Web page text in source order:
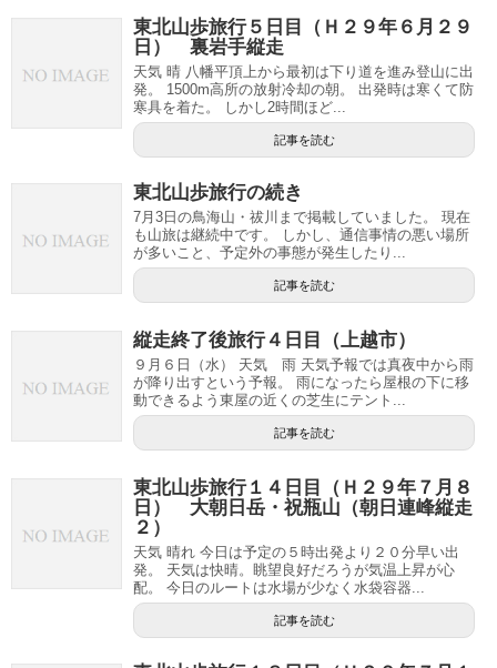
東北山歩旅行５日目（Ｈ２９年６月２９
日） 裏岩手縦走
天気 晴 八幡平頂上から最初は下り道を進み登山に出
発。 1500m高所の放射冷却の朝。 出発時は寒くて防
寒具を着た。 しかし2時間ほど...
記事を読む
東北山歩旅行の続き
7月3日の鳥海山・祓川まで掲載していました。 現在
も山旅は継続中です。 しかし、通信事情の悪い場所
が多いこと、予定外の事態が発生したり...
記事を読む
縦走終了後旅行４日目（上越市）
９月６日（水） 天気 雨 天気予報では真夜中から雨
が降り出すという予報。 雨になったら屋根の下に移
動できるよう東屋の近くの芝生にテント...
記事を読む
東北山歩旅行１４日目（Ｈ２９年７月８
日） 大朝日岳・祝瓶山（朝日連峰縦走
２）
天気 晴れ 今日は予定の５時出発より２０分早い出
発。 天気は快晴。眺望良好だろうが気温上昇が心
配。 今日のルートは水場が少なく水袋容器...
記事を読む